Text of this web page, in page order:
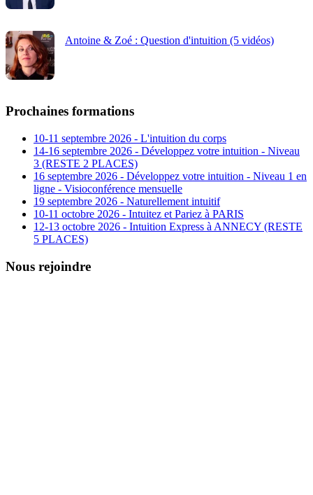
Antoine & Zoé : Question d'intuition (5 vidéos)
Prochaines formations
10-11 septembre 2026 - L'intuition du corps
14-16 septembre 2026 - Développez votre intuition - Niveau
3 (RESTE 2 PLACES)
16 septembre 2026 - Développez votre intuition - Niveau 1 en
ligne - Visioconférence mensuelle
19 septembre 2026 - Naturellement intuitif
10-11 octobre 2026 - Intuitez et Pariez à PARIS
12-13 octobre 2026 - Intuition Express à ANNECY (RESTE
5 PLACES)
Nous rejoindre